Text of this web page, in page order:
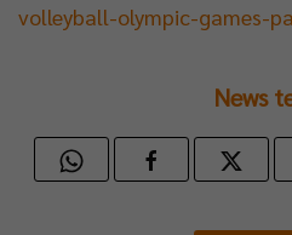
volleyball-olympic-games-
News